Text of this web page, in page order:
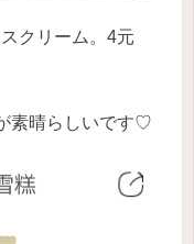
クリーム。4元
素晴らしいです♡